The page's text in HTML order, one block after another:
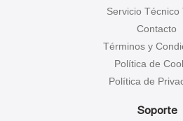
Servicio Técnico
Contacto
Términos y
Política de
Política de
Soporte